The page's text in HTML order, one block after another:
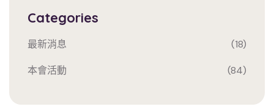
Categories
最新消息 (18)
本會活動 (84)